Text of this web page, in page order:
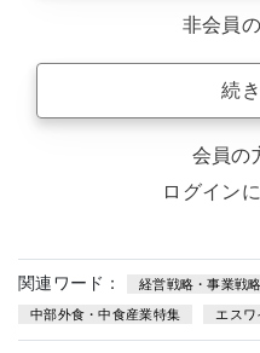
非会員
続
会員の
ログイン
関連ワード： 経営戦略・事業戦略
中部外食・中食産業特集 エスワ